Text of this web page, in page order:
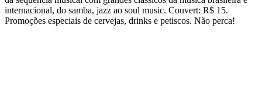
internacional, do samba, jazz ao soul music. Couvert: R$ 15.
Promoções especiais de cervejas, drinks e petiscos. Não perca!